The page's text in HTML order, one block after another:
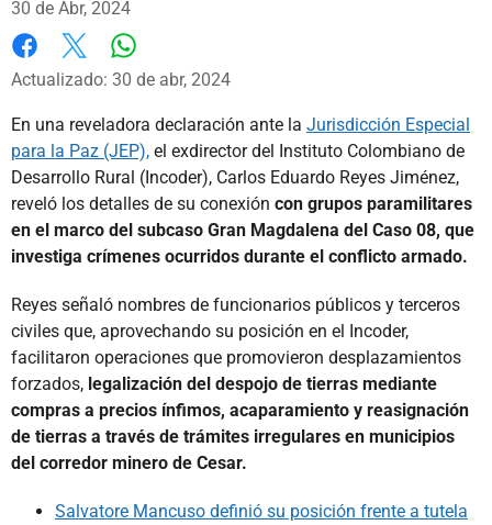
30 de Abr, 2024
Facebook
X
Actualizado: 30 de abr, 2024
En una reveladora declaración ante la Jurisdicción Especial
para la Paz (JEP), el exdirector del Instituto Colombiano de
Desarrollo Rural (Incoder), Carlos Eduardo Reyes Jiménez,
reveló los detalles de su conexión con grupos paramilitares
en el marco del subcaso Gran Magdalena del Caso 08, que
investiga crímenes ocurridos durante el conflicto armado.
Reyes señaló nombres de funcionarios públicos y terceros
civiles que, aprovechando su posición en el Incoder,
facilitaron operaciones que promovieron desplazamientos
forzados, legalización del despojo de tierras mediante
compras a precios ínfimos, acaparamiento y reasignación
de tierras a través de trámites irregulares en municipios
del corredor minero de Cesar.
Salvatore Mancuso definió su posición frente a tutela